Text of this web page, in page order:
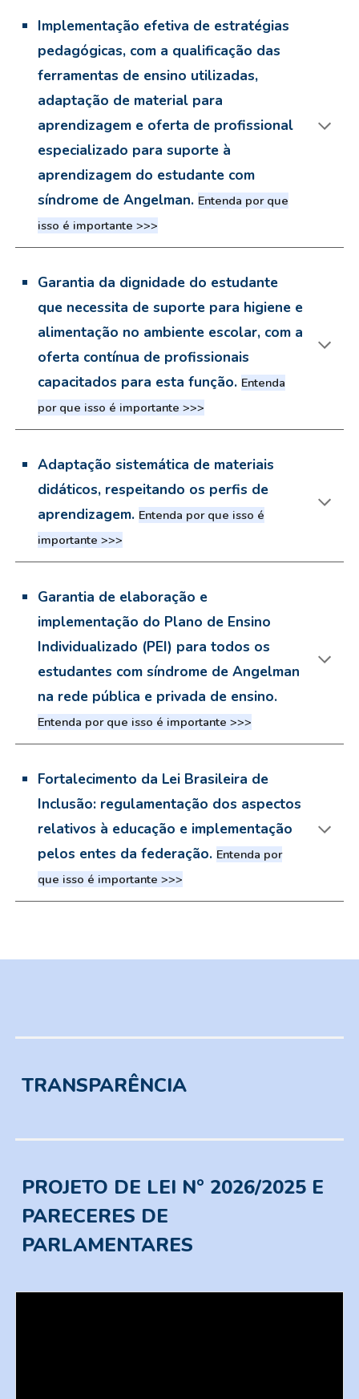
Implementação efetiva de estratégias
pedagógicas, com a qualificação das
ferramentas de ensino utilizadas,
adaptação de material para
aprendizagem e oferta de profissional
especializado para suporte à
aprendizagem do estudante com
síndrome de Angelman. Entenda por que
isso é importante >>>
Garantia da dignidade do estudante
que necessita de suporte para higiene e
alimentação no ambiente escolar, com a
oferta contínua de profissionais
capacitados para esta função. Entenda
por que isso é importante >>>
Adaptação sistemática de materiais
didáticos, respeitando os perfis de
aprendizagem. Entenda por que isso é
importante >>>
Garantia de elaboração e
implementação do Plano de Ensino
Individualizado (PEI) para todos os
estudantes com síndrome de Angelman
na rede pública e privada de ensino.
Entenda por que isso é importante >>>
Fortalecimento da Lei Brasileira de
Inclusão: regulamentação dos aspectos
relativos à educação e implementação
pelos entes da federação. Entenda por
que isso é importante >>>
TRANSPARÊNCIA
PROJETO DE LEI N° 2026/2025 E
PARECERES DE
PARLAMENTARES